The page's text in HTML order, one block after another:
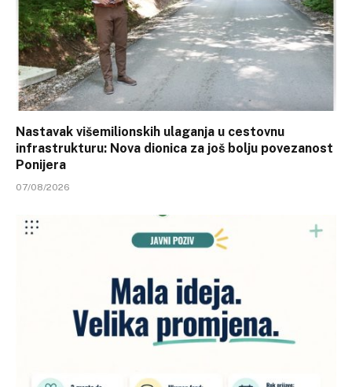
Nastavak višemilionskih ulaganja u cestovnu
infrastrukturu: Nova dionica za još bolju povezanost
Ponijera
07/08/2026